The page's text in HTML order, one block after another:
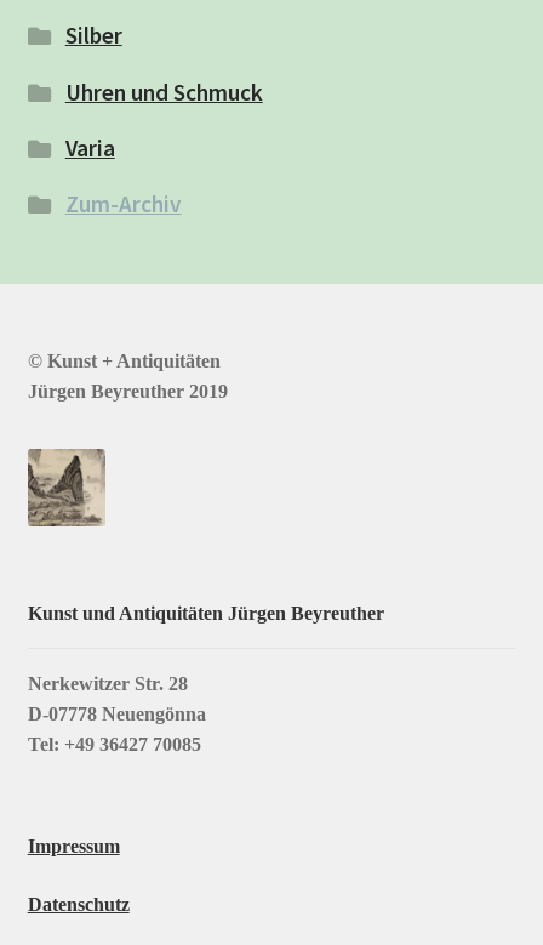
Silber
Uhren und Schmuck
Varia
Zum-Archiv
© Kunst + Antiquitäten
Jürgen Beyreuther 2019
Kunst und Antiquitäten Jürgen Beyreuther
Nerkewitzer Str. 28
D-07778 Neuengönna
Tel: +49 36427 70085
Impressum
Datenschutz